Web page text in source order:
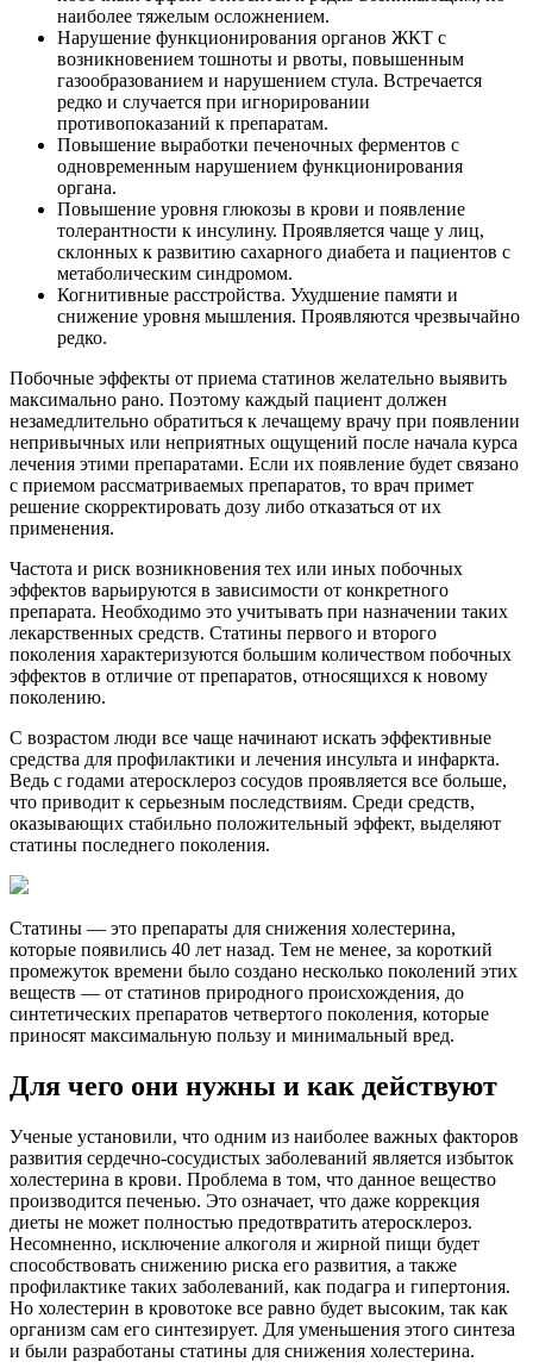
наиболее тяжелым осложнением.
Нарушение функционирования органов ЖКТ с
возникновением тошноты и рвоты, повышенным
газообразованием и нарушением стула. Встречается
редко и случается при игнорировании
противопоказаний к препаратам.
Повышение выработки печеночных ферментов с
одновременным нарушением функционирования
органа.
Повышение уровня глюкозы в крови и появление
толерантности к инсулину. Проявляется чаще у лиц,
склонных к развитию сахарного диабета и пациентов с
метаболическим синдромом.
Когнитивные расстройства. Ухудшение памяти и
снижение уровня мышления. Проявляются чрезвычайно
редко.
Побочные эффекты от приема статинов желательно выявить
максимально рано. Поэтому каждый пациент должен
незамедлительно обратиться к лечащему врачу при появлении
непривычных или неприятных ощущений после начала курса
лечения этими препаратами. Если их появление будет связано
с приемом рассматриваемых препаратов, то врач примет
решение скорректировать дозу либо отказаться от их
применения.
Частота и риск возникновения тех или иных побочных
эффектов варьируются в зависимости от конкретного
препарата. Необходимо это учитывать при назначении таких
лекарственных средств. Статины первого и второго
поколения характеризуются большим количеством побочных
эффектов в отличие от препаратов, относящихся к новому
поколению.
С возрастом люди все чаще начинают искать эффективные
средства для профилактики и лечения инсульта и инфаркта.
Ведь с годами атеросклероз сосудов проявляется все больше,
что приводит к серьезным последствиям. Среди средств,
оказывающих стабильно положительный эффект, выделяют
статины последнего поколения.
Статины — это препараты для снижения холестерина,
которые появились 40 лет назад. Тем не менее, за короткий
промежуток времени было создано несколько поколений этих
веществ — от статинов природного происхождения, до
синтетических препаратов четвертого поколения, которые
приносят максимальную пользу и минимальный вред.
Для чего они нужны и как действуют
Ученые установили, что одним из наиболее важных факторов
развития сердечно-сосудистых заболеваний является избыток
холестерина в крови. Проблема в том, что данное вещество
производится печенью. Это означает, что даже коррекция
диеты не может полностью предотвратить атеросклероз.
Несомненно, исключение алкоголя и жирной пищи будет
способствовать снижению риска его развития, а также
профилактике таких заболеваний, как подагра и гипертония.
Но холестерин в кровотоке все равно будет высоким, так как
организм сам его синтезирует. Для уменьшения этого синтеза
и были разработаны статины для снижения холестерина.